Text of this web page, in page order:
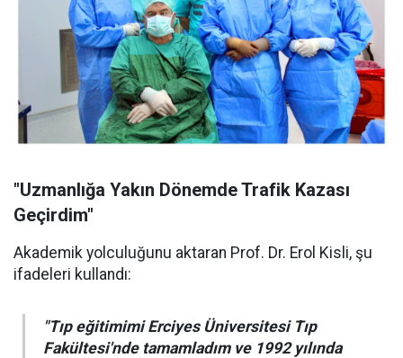
"Uzmanlığa Yakın Dönemde Trafik Kazası
Geçirdim"
Akademik yolculuğunu aktaran Prof. Dr. Erol Kisli, şu
ifadeleri kullandı:
"Tıp eğitimimi Erciyes Üniversitesi Tıp
Fakültesi'nde tamamladım ve 1992 yılında